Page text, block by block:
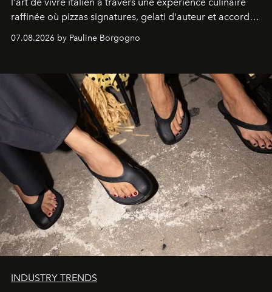
l'art de vivre italien à travers une expérience culinaire
raffinée où pizzas signatures, gelati d'auteur et accords
d'exception composent un véritable voyage sensoriel.
07.08.2026 by Pauline Borgogno
INDUSTRY TRENDS